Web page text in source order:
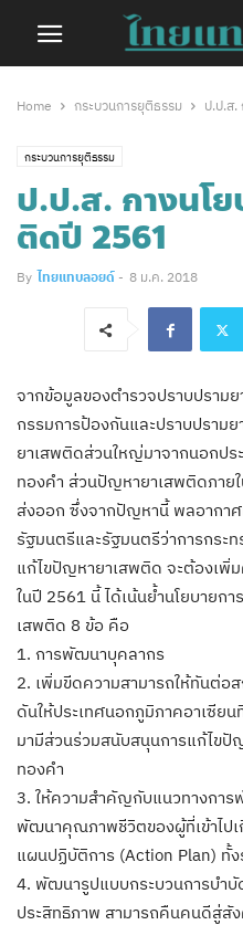
Home กระบวนการยุติธรรม ป.ป.ส.
กระบวนการยุติธรรม
ป.ป.ส. กางนโ
ติดปี 2561
By ไทยแทบลอยด์ - 8 ม.ค. 2018
จากข้อมูลของตำรวจปราบปราม
กรรมการป้องกันและปราบปราม
ยาเสพติดส่วนใหญ่มาจากนอกปร
ทองคำ ส่วนปัญหายาเสพติดภาย
ส่งออก ซึ่งจากปัญหานี้ พลอากา
รัฐมนตรีและรัฐมนตรีว่าการกระ
แก้ไขปัญหายาเสพติด จะต้องเพิ่
ในปี 2561 นี้ ได้เน้นย้ำนโยบายก
เสพติด 8 ข้อ คือ
1. การพัฒนาบุคลากร
2. เพิ่มขีดความสามารถให้ทันต่
ดันให้ประเทศนอกภูมิภาคอาเซีย
มามีส่วนร่วมสนับสนุนการแก้ไข
ทองคำ
3. ให้ความสำคัญกับแนวทางการ
พัฒนาคุณภาพชีวิตของผู้ที่เข้าไป
แผนปฏิบัติการ (Action Plan) ทั้ง
4. พัฒนารูปแบบกระบวนการบำ
ประสิทธิภาพ สามารถคืนคนดีสู่สั